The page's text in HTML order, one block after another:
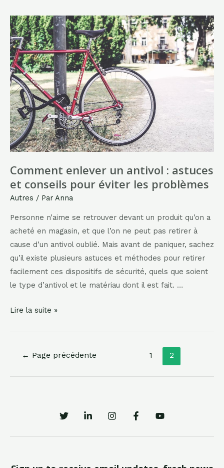
:
Services
et
Outils
Numériques
Aix-
Marseille
Université
Comment enlever un antivol : astuces
et conseils pour éviter les problèmes
Autres / Par Anna
Personne n’aime se retrouver devant un produit qu’on a
acheté en magasin, et que l’on ne peut pas retirer à
cause d’un antivol oublié. Mais avant de paniquer, sachez
qu’il existe plusieurs astuces et méthodes pour retirer
facilement ces dispositifs de sécurité, quels que soient
le type d’antivol et le matériau dont il est fait. …
Comment
astuces
Lire la suite »
Pagination
← Page précédente 1 2